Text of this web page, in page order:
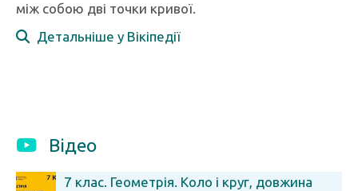
між собою дві точки кривої.
Детальніше у Вікіпедії
Відео
7 клас. Геометрія. Коло і круг, довжина